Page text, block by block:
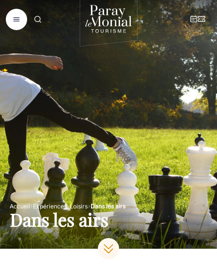
Accueil Expériences Loisirs Dans les airs
Dans les airs